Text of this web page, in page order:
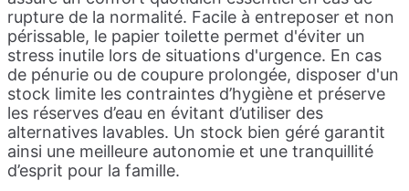
rupture de la normalité. Facile à entreposer et non
périssable, le papier toilette permet d'éviter un
stress inutile lors de situations d'urgence. En cas
de pénurie ou de coupure prolongée, disposer d'un
stock limite les contraintes d’hygiène et préserve
les réserves d’eau en évitant d’utiliser des
alternatives lavables. Un stock bien géré garantit
ainsi une meilleure autonomie et une tranquillité
d’esprit pour la famille.